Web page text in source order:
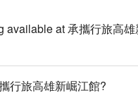
available at 承攜行旅高
行旅高雄新崛江館?